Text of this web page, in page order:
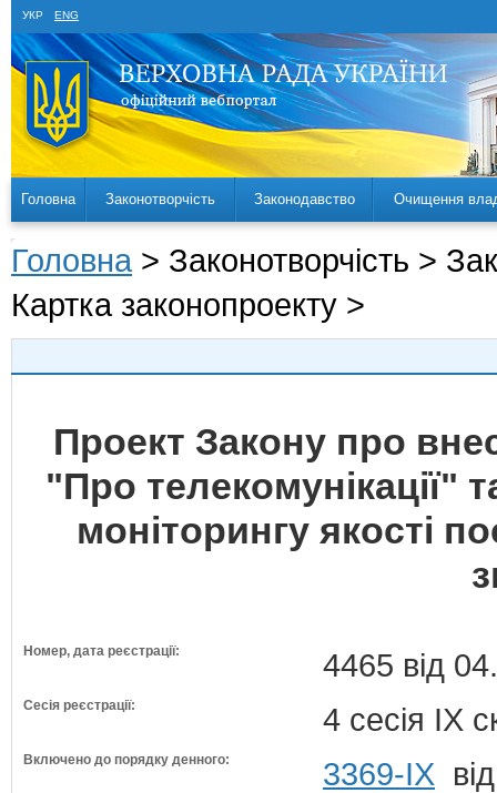
УКР ENG
Головна Законотворчість Законодавство Очищення
Головна > Законотворчість >
Картка законопроекту >
Проект Закону про
"Про телекомунікації"
моніторингу якості
Номер, дата реєстрації: 4465 від
Сесія реєстрації: 4 сесія IX
Включено до порядку денного: 3369-ІХ